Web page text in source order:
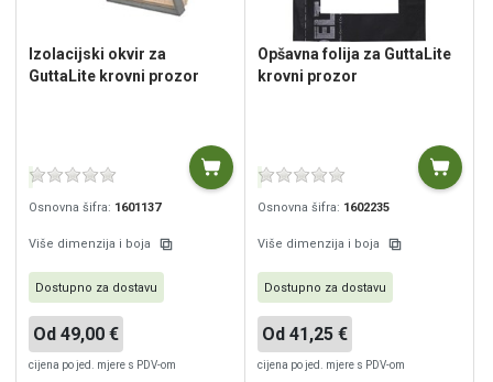
Izolacijski okvir za
GuttaLite krovni prozor
Osnovna šifra: 1601137
Više dimenzija i boja
Dostupno za dostavu
Od 49,00 €
cijena po jed. mjere s PDV-om
Opšavna folija za GuttaLite
krovni prozor
Osnovna šifra: 1602235
Više dimenzija i boja
Dostupno za dostavu
Od 41,25 €
cijena po jed. mjere s PDV-om